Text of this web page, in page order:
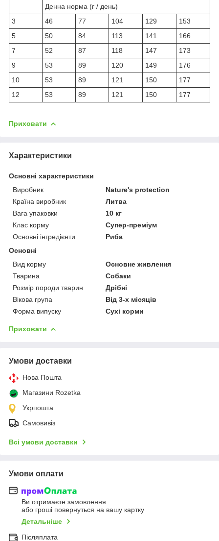
Денна норма (г / день)
3
46 77 104 129
153
5
50 84 113 141
166
7
52 87 118 147
173
9
53 89 120 149
176
10
53 89 121 150
177
12
53 89 121 150 177
Приховати
Характеристики
Основні характеристики
Виробник
Nature's protection
Країна виробник
Литва
Вага упаковки
10 кг
Клас корму
Супер-преміум
Основні інгредієнти
Риба
Основні
Вид корму
Основне живлення
Тварина
Собаки
Розмір породи тварин
Дрібні
Вікова група
Від 3-х місяців
Форма випуску
Сухі корми
Приховати
Умови доставки
Нова Пошта
Магазини Rozetka
Укрпошта
Самовивіз
Всі умови доставки
Умови оплати
Ви отримаєте замовлення
або гроші повернуться на вашу картку
Детальніше
Післяплата